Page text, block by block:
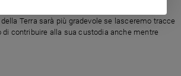
Terra sarà più gradevole se lasceremo tracce
di contribuire alla sua custodia anche mentre